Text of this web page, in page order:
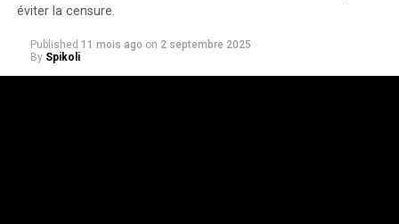
éviter la censure.
Published 11 mois ago on 2 septembre 2025
By Spikoli